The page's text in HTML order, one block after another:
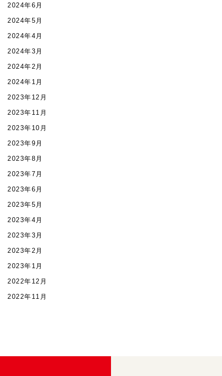
2024年6月
2024年5月
2024年4月
2024年3月
2024年2月
2024年1月
2023年12月
2023年11月
2023年10月
2023年9月
2023年8月
2023年7月
2023年6月
2023年5月
2023年4月
2023年3月
2023年2月
2023年1月
2022年12月
2022年11月